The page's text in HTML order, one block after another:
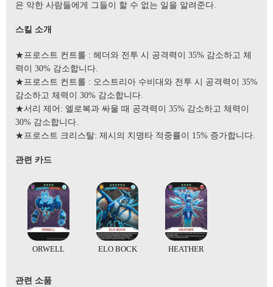
은 악한 사람들에게 그들이 할 수 없는 일을 알려준다.
스킬 소개
★프로스트 컨트롤 : 헤더와 전투 시 공격력이 35% 감소하고 체
력이 30% 감소합니다.
★프로스트 컨트롤 : 오스트리아 수비대와 전투 시 공격력이 35%
감소하고 체력이 30% 감소합니다.
★서리 제어: 엘로복과 싸울 때 공격력이 35% 감소하고 체력이
30% 감소합니다.
★프로스트 크리스탈: 제시의 치명타 적중률이 15% 증가합니다.
관련 카드
ORWELL ELO BOCK HEATHER
관련 소품